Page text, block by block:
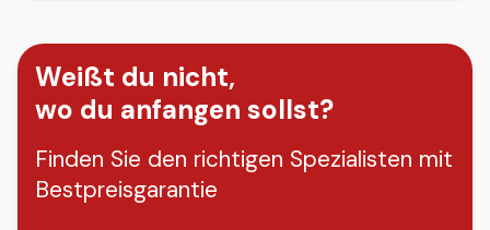
Weißt du nicht,
wo du anfangen sollst?
Finden Sie den richtigen Spezialisten mit
Bestpreisgarantie